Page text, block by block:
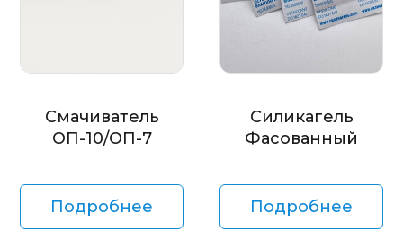
Смачиватель
ОП-10/ОП-7
Подробнее
Силикагель
Фасованный
Подробнее